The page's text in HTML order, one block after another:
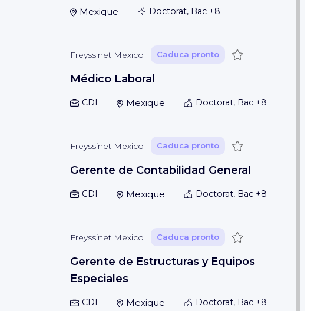
Mexique Doctorat, Bac +8
Freyssinet Mexico Caduca pronto Guardar
Médico Laboral
CDI Mexique Doctorat, Bac +8
Freyssinet Mexico Caduca pronto Guardar
Gerente de Contabilidad General
CDI Mexique Doctorat, Bac +8
Freyssinet Mexico Caduca pronto Guardar
Gerente de Estructuras y Equipos
Especiales
CDI Mexique Doctorat, Bac +8